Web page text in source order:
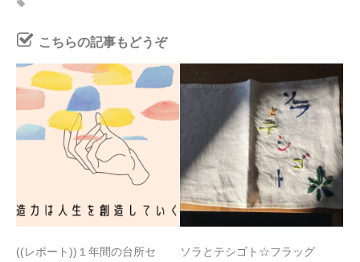
こちらの記事もどうぞ
((レポート))１年間の台所セ
ソラとテシゴト☆フラッグ